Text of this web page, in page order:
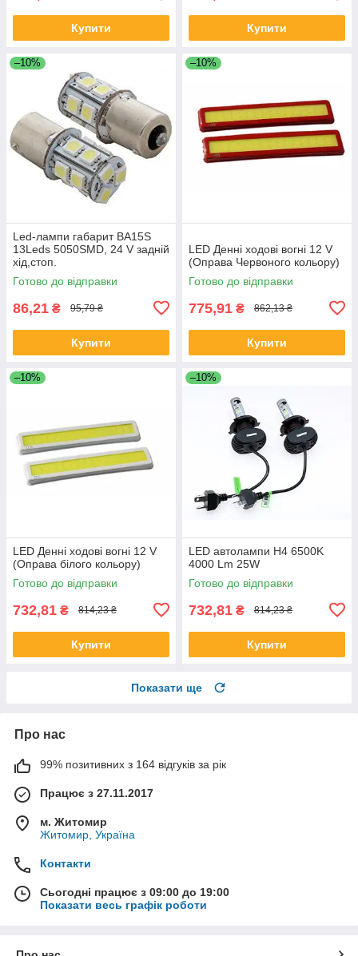
Купити Купити
–10%
Led-лампи габарит BA15S
13Leds 5050SMD, 24 V задній
хід,стоп.
Готово до відправки
86,21 ₴ 95,79 ₴
Купити
–10%
LED Денні ходові вогні 12 V
(Оправа Червоного кольору)
Готово до відправки
775,91 ₴ 862,13 ₴
Купити
–10%
LED Денні ходові вогні 12 V
(Оправа білого кольору)
Готово до відправки
732,81 ₴ 814,23 ₴
Купити
–10%
LED автолампи H4 6500K
4000 Lm 25W
Готово до відправки
732,81 ₴ 814,23 ₴
Купити
Показати ще
Про нас
99% позитивних з 164 відгуків за рік
Працює з 27.11.2017
м. Житомир
Житомир, Україна
Контакти
Сьогодні працює з 09:00 до 19:00
Показати весь графік роботи